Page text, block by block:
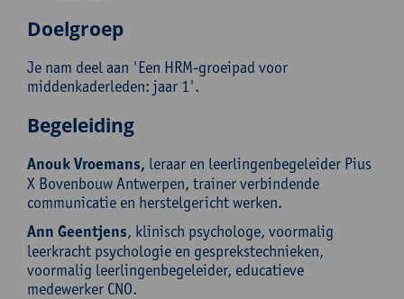
Doelgroep
Je nam deel aan 'Een HRM-groeipad voor
middenkaderleden: jaar 1'.
Begeleiding
Anouk Vroemans, leraar en leerlingenbegeleider Pius
X Bovenbouw Antwerpen, trainer verbindende
communicatie en herstelgericht werken.
Ann Geentjens, klinisch psychologe, voormalig
leerkracht psychologie en gesprekstechnieken,
voormalig leerlingenbegeleider, educatieve
medewerker CNO.